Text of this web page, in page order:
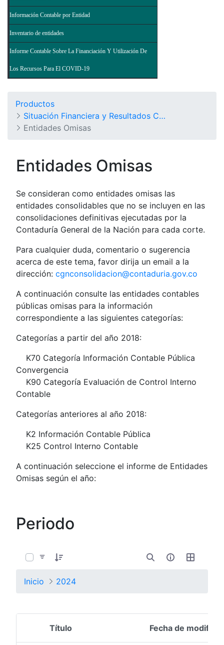
Información Contable por Entidad
Inventario de entidades
Informe Contable Sobre La Financiación Y Utilización De
Los Recursos Para El COVID-19
Productos
Situación Financiera y Resultados Consolidados del Nivel Nacional - Balance General de la Nación y Otros Informes
Entidades Omisas
Entidades Omisas
Se consideran como entidades omisas las
entidades consolidables que no se incluyen en las
consolidaciones definitivas ejecutadas por la
Contaduría General de la Nación para cada corte.
Para cualquier duda, comentario o sugerencia
acerca de este tema, favor dirija un email a la
dirección: cgnconsolidacion@contaduria.gov.co
A continuación consulte las entidades contables
públicas omisas para la información
correspondiente a las siguientes categorías:
Categorías a partir del año 2018:
K70 Categoría Información Contable Pública
Convergencia
K90 Categoría Evaluación de Control Interno
Contable
Categorías anteriores al año 2018:
K2 Información Contable Pública
K25 Control Interno Contable
A continuación seleccione el informe de Entidades
Omisas según el año:
Periodo
Inicio 2024
Selección del elemento
Título Fecha de